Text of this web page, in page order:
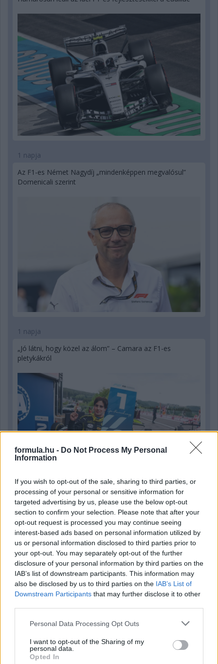
formula.hu - Do Not Process My Personal
Information
If you wish to opt-out of the sale, sharing to third parties, or
processing of your personal or sensitive information for
targeted advertising by us, please use the below opt-out
section to confirm your selection. Please note that after your
opt-out request is processed you may continue seeing
interest-based ads based on personal information utilized by
us or personal information disclosed to third parties prior to
your opt-out. You may separately opt-out of the further
disclosure of your personal information by third parties on the
IAB’s list of downstream participants. This information may
also be disclosed by us to third parties on the IAB’s List of
Downstream Participants that may further disclose it to other
Please note that this website/app uses one or more Google
not limited to your visit or usage behaviour. You may click to
grant or deny consent to Google and its third-party tags to
use your data for below specified purposes in below Google
Personal Data Processing Opt Outs
I want to opt-out of the Sharing of my
personal data.
Opted In
1 napja
Az F1-es Német Nagydíj „mindenképpen megvalósul”
Domenicali szerint
1 napja
„Jó látni, hogy közel az álom” – Camara az F1-es
pletykákról
1 napja
MotoGP: Bezzecchi közel egy másodpercet javított a
körrekordon